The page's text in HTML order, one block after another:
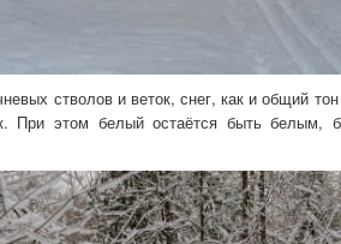
стволов и веток, снег, как и общий
При этом белый остаётся быть белым,